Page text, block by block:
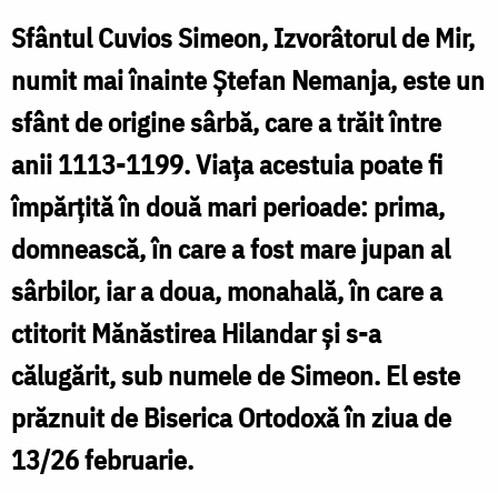
Cuvios
Simeon,
izvorâtorul
de
mir
Sfântul Cuvios Simeon, Izvorâtorul de Mir,
numit mai înainte Ștefan Nemanja, este un
sfânt de origine sârbă, care a trăit între
anii 1113-1199. Viața acestuia poate fi
împărțită în două mari perioade: prima,
domnească, în care a fost mare jupan al
sârbilor, iar a doua, monahală, în care a
ctitorit Mănăstirea Hilandar și s-a
călugărit, sub numele de Simeon. El este
prăznuit de Biserica Ortodoxă în ziua de
13/26 februarie.